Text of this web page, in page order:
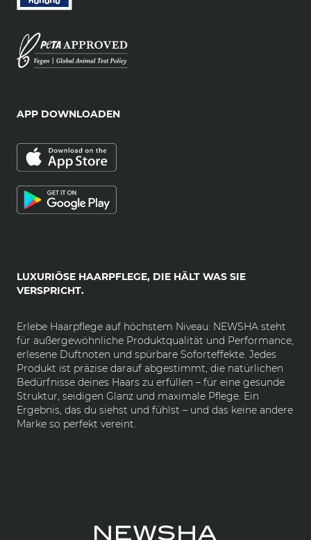
LUXURIÖSE HAARPFLEGE, DIE HÄLT WAS SIE
VERSPRICHT.
Erlebe Haarpflege auf höchstem Niveau: NEWSHA steht
für außergewöhnliche Produktqualität und Performance,
erlesene Duftnoten und spürbare Soforteffekte. Jedes
Produkt ist präzise darauf abgestimmt, die natürlichen
Bedürfnisse deines Haars zu erfüllen – für eine gesunde
Struktur, seidigen Glanz und maximale Pflege. Ein
Ergebnis, das du siehst und fühlst – und das keine andere
Marke so perfekt vereint.
APP DOWNLOADEN